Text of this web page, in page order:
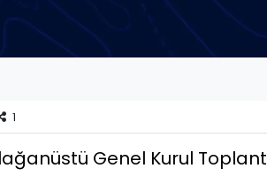
1
Genel Kurul